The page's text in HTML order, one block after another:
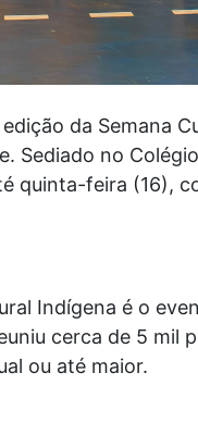
da Semana
Sediado no
quinta-feira (16),
Indígena é o
cerca de 5
ou até maior.